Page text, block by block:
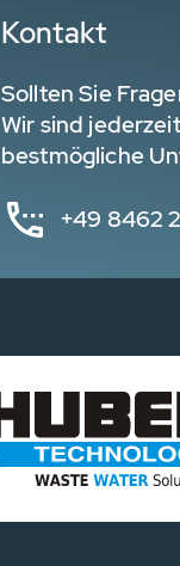
Kontakt
Sollten Sie
Wir sind
bestmögliche
+49 8462